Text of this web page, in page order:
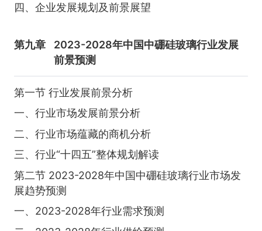
四、企业发展规划及前景展望
第九章
2023-2028年中国中硼硅玻璃行业发展
前景预测
第一节 行业发展前景分析
一、行业市场发展前景分析
二、行业市场蕴藏的商机分析
三、行业“十四五”整体规划解读
第二节 2023-2028年中国中硼硅玻璃行业市场发
展趋势预测
一、2023-2028年行业需求预测